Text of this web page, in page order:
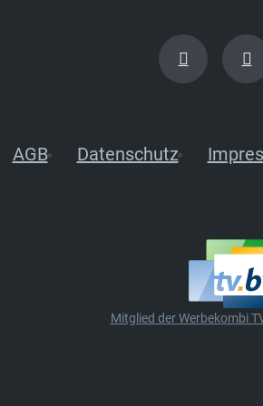
AGB Datenschutz
Mitglied der Werbekombi